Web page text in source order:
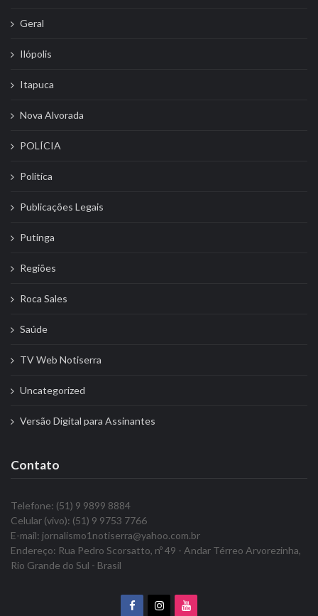
Geral
Ilópolis
Itapuca
Nova Alvorada
POLÍCIA
Politíca
Publicações Legais
Putinga
Regiões
Roca Sales
Saúde
TV Web Notiserra
Uncategorized
Versão Digital para Assinantes
Contato
Telefone: (51) 9 9899 8884
Celular (vivo): (51) 9 9753 7766
E-mail: jornalismo1notiserra@yahoo.com.br
Endereço: Rua Pedro Scorsatto, nº 49 - Andar Térreo Arvorezinha,
Rio Grande do Sul - Brasil